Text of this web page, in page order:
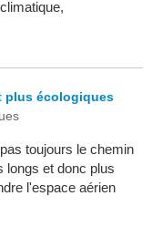
plus écologiques
toujours le chemin
longs et donc plus
l'espace aérien